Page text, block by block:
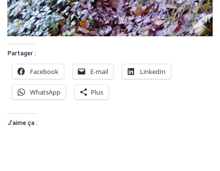
Partager :
Facebook E-mail LinkedIn
WhatsApp Plus
J’aime ça :